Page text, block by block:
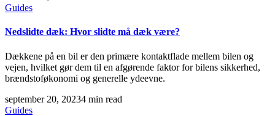
Guides
Nedslidte dæk: Hvor slidte må dæk være?
Dækkene på en bil er den primære kontaktflade mellem bilen og
vejen, hvilket gør dem til en afgørende faktor for bilens sikkerhed,
brændstoføkonomi og generelle ydeevne.
september 20, 20234 min read
Guides